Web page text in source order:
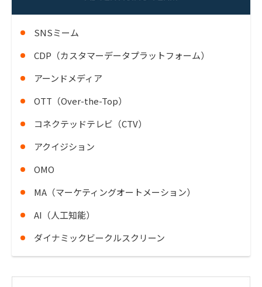
SNSミーム
CDP（カスタマーデータプラットフォーム）
アーンドメディア
OTT（Over-the-Top）
コネクテッドテレビ（CTV）
アクイジション
OMO
MA（マーケティングオートメーション）
AI（人工知能）
ダイナミックビークルスクリーン